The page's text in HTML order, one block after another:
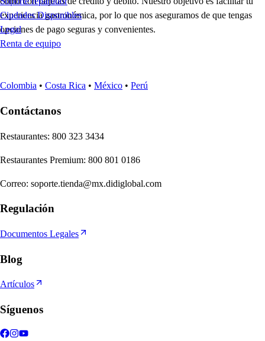
experiencia gastronómica, por lo que nos aseguramos de que tengas
opciones de pago seguras y convenientes.
Ciudades Disponibles
Legal
Renta de equipo
Colombia • Costa Rica • México • Perú
Contáctanos
Restaurantes: 800 323 3434
Restaurantes Premium: 800 801 0186
Correo: soporte.tienda@mx.didiglobal.com
Regulación
Documentos Legales
Blog
Artículos
Síguenos